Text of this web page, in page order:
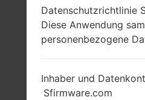
Datenschutzrichtlinie
Diese Anwendung
personenbezogene
Inhaber und
Sfirmware.com